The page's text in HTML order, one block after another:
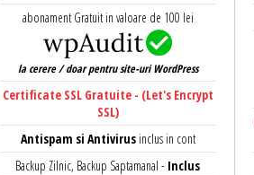
abonament Gratuit in valoare de 100 lei
la cerere / doar pentru site-uri WordPress
Certificate SSL Gratuite - (Let's Encrypt
SSL)
Antispam si Antivirus inclus in cont
Backup Zilnic, Backup Saptamanal - Inclus